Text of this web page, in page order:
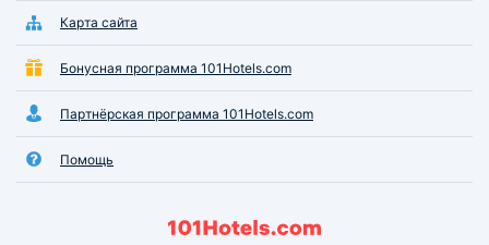
Карта сайта
Бонусная программа 101Hotels.com
Партнёрская программа 101Hotels.com
Помощь